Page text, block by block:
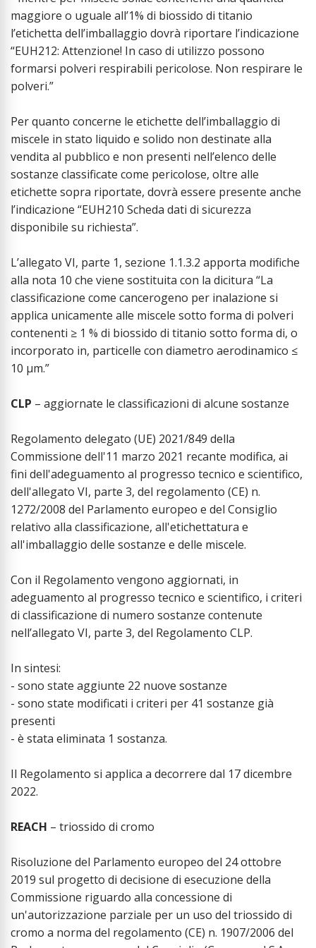
maggiore o uguale all’1% di biossido di titanio
l’etichetta dell’imballaggio dovrà riportare l’indicazione
“EUH212: Attenzione! In caso di utilizzo possono
formarsi polveri respirabili pericolose. Non respirare le
polveri.”
Per quanto concerne le etichette dell’imballaggio di
miscele in stato liquido e solido non destinate alla
vendita al pubblico e non presenti nell’elenco delle
sostanze classificate come pericolose, oltre alle
etichette sopra riportate, dovrà essere presente anche
l’indicazione “EUH210 Scheda dati di sicurezza
disponibile su richiesta”.
L’allegato VI, parte 1, sezione 1.1.3.2 apporta modifiche
alla nota 10 che viene sostituita con la dicitura “La
classificazione come cancerogeno per inalazione si
applica unicamente alle miscele sotto forma di polveri
contenenti ≥ 1 % di biossido di titanio sotto forma di, o
incorporato in, particelle con diametro aerodinamico ≤
10 μm.”
CLP – aggiornate le classificazioni di alcune sostanze
Regolamento delegato (UE) 2021/849 della
Commissione dell'11 marzo 2021 recante modifica, ai
fini dell'adeguamento al progresso tecnico e scientifico,
dell'allegato VI, parte 3, del regolamento (CE) n.
1272/2008 del Parlamento europeo e del Consiglio
relativo alla classificazione, all'etichettatura e
all'imballaggio delle sostanze e delle miscele.
Con il Regolamento vengono aggiornati, in
adeguamento al progresso tecnico e scientifico, i criteri
di classificazione di numero sostanze contenute
nell’allegato VI, parte 3, del Regolamento CLP.
In sintesi:
- sono state aggiunte 22 nuove sostanze
- sono state modificati i criteri per 41 sostanze già
presenti
- è stata eliminata 1 sostanza.
Il Regolamento si applica a decorrere dal 17 dicembre
2022.
REACH – triossido di cromo
Risoluzione del Parlamento europeo del 24 ottobre
2019 sul progetto di decisione di esecuzione della
Commissione riguardo alla concessione di
un'autorizzazione parziale per un uso del triossido di
cromo a norma del regolamento (CE) n. 1907/2006 del